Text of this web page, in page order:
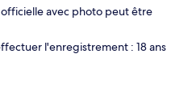
avec photo peut être
l'enregistrement : 18 ans